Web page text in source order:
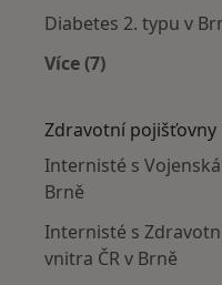
Diabetes 2. typu v
Více (7)
Zdravotní pojišťovny
Internisté s
Brně
Internisté s
vnitra ČR v Brně